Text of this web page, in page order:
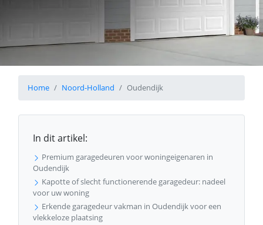
Home Noord-Holland Oudendijk
In dit artikel:
Premium garagedeuren voor woningeigenaren in
Oudendijk
Kapotte of slecht functionerende garagedeur: nadeel
voor uw woning
Erkende garagedeur vakman in Oudendijk voor een
vlekkeloze plaatsing